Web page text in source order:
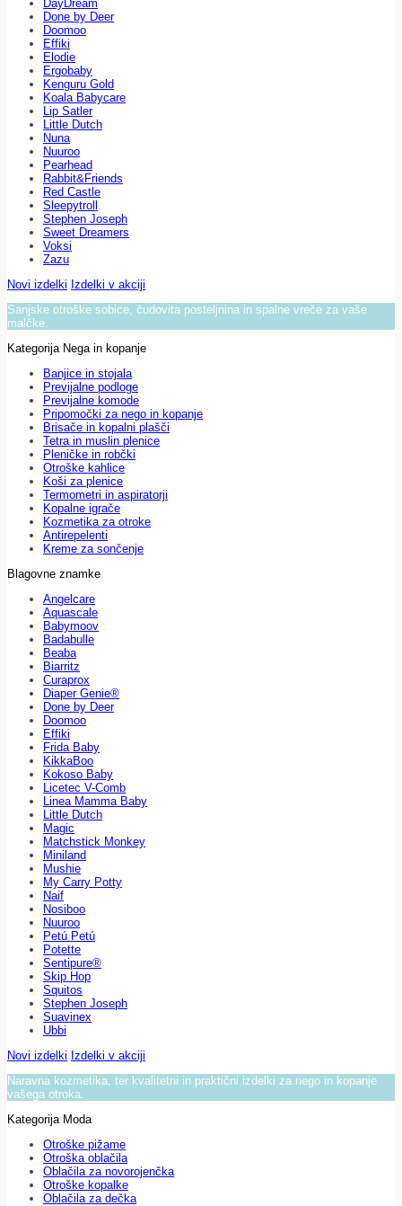
DayDream
Done by Deer
Doomoo
Effiki
Elodie
Ergobaby
Kenguru Gold
Koala Babycare
Lip Satler
Little Dutch
Nuna
Nuuroo
Pearhead
Rabbit&Friends
Red Castle
Sleepytroll
Stephen Joseph
Sweet Dreamers
Voksi
Zazu
Novi izdelki Izdelki v akciji
Sanjske otroške sobice, čudovita posteljnina in spalne vreče za vaše
malčke.
Kategorija Nega in kopanje
Banjice in stojala
Previjalne podloge
Previjalne komode
Pripomočki za nego in kopanje
Brisače in kopalni plašči
Tetra in muslin plenice
Pleničke in robčki
Otroške kahlice
Koši za plenice
Termometri in aspiratorji
Kopalne igrače
Kozmetika za otroke
Antirepelenti
Kreme za sončenje
Blagovne znamke
Angelcare
Aquascale
Babymoov
Badabulle
Beaba
Biarritz
Curaprox
Diaper Genie®
Done by Deer
Doomoo
Effiki
Frida Baby
KikkaBoo
Kokoso Baby
Licetec V-Comb
Linea Mamma Baby
Little Dutch
Magic
Matchstick Monkey
Miniland
Mushie
My Carry Potty
Naif
Nosiboo
Nuuroo
Petú Petú
Potette
Sentipure®
Skip Hop
Squitos
Stephen Joseph
Suavinex
Ubbi
Novi izdelki Izdelki v akciji
Naravna kozmetika, ter kvalitetni in praktični izdelki za nego in kopanje
vašega otroka.
Kategorija Moda
Otroške pižame
Otroška oblačila
Oblačila za novorojenčka
Otroške kopalke
Oblačila za dečka